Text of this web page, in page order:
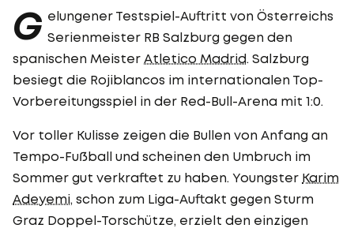
G elungener Testspiel-Auftritt von Österreichs
Serienmeister RB Salzburg gegen den
spanischen Meister Atletico Madrid. Salzburg
besiegt die Rojiblancos im internationalen Top-
Vorbereitungsspiel in der Red-Bull-Arena mit 1:0.
Vor toller Kulisse zeigen die Bullen von Anfang an
Tempo-Fußball und scheinen den Umbruch im
Sommer gut verkraftet zu haben. Youngster Karim
Adeyemi, schon zum Liga-Auftakt gegen Sturm
Graz Doppel-Torschütze, erzielt den einzigen